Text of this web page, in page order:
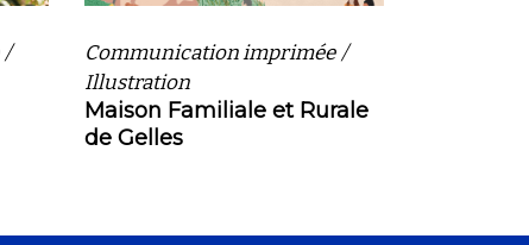
Communication imprimée
Illustration
Maison Familiale et Rurale
de Gelles